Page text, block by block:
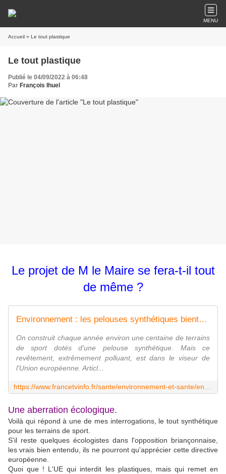
MENU
Accueil » Le tout plastique
Le tout plastique
Publié le 04/09/2022 à 06:48
Par François Ihuel
Le projet de M le Maire se fera-t-il tout
de même ?
Environnement : les pelouses synthétiques bientôt interdites sur les terrains de sport
On construit chaque année environ une centaine de terrains
de sport dotés d'une pelouse synthétique. Mais ce
revêtement, extrêmement polluant, est dans le viseur de
l'Union européenne. Articl...
Une aberration écologique.
Voilà qui répond à une de mes interrogations, le tout synthétique
pour les terrains de sport.
S'il reste quelques écologistes dans l'opposition briançonnaise,
les vrais bien entendu, ils ne pourront qu'apprécier cette directive
européenne.
Quoi que ! L'UE qui interdit les plastiques, mais qui remet en